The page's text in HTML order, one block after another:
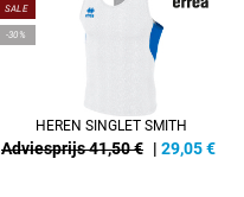
SALE
-30%
HEREN SINGLET SMITH
Adviesprijs 41,50 € | 29,05€